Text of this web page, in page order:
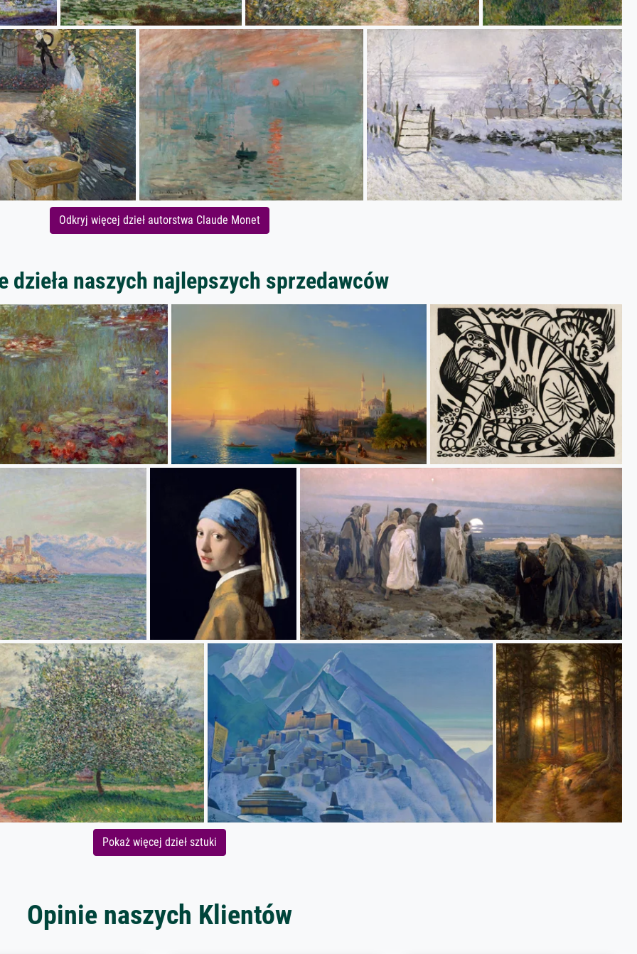
Odkryj więcej dzieł autorstwa Claude Monet
dzieła naszych najlepszych sprzedawców
Pokaż więcej dzieł sztuki
Opinie naszych Klientów